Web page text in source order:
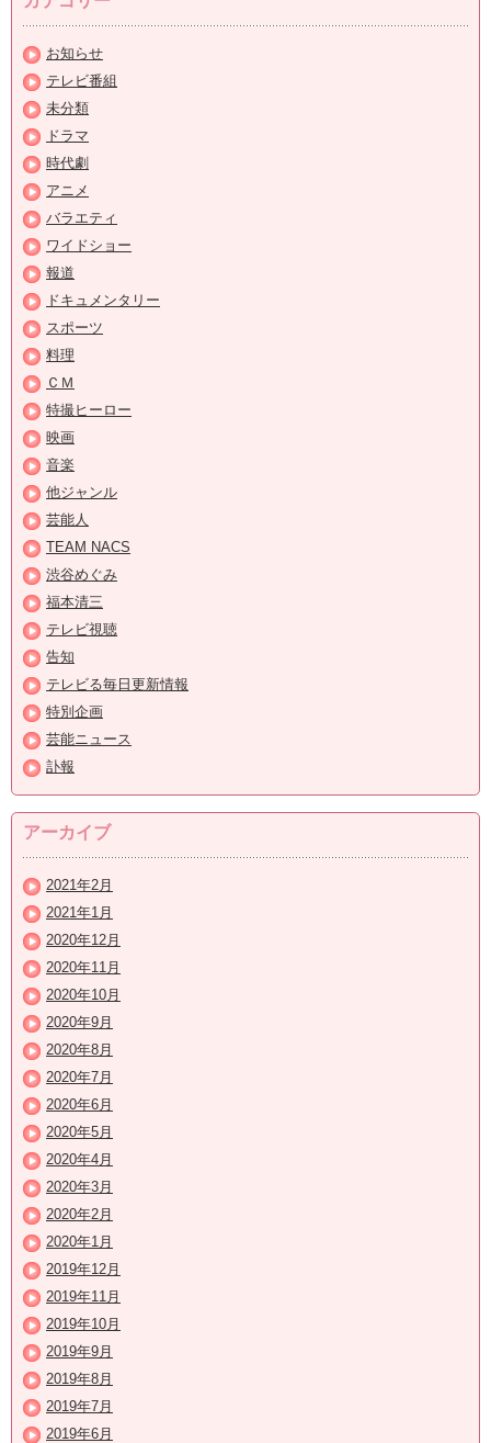
お知らせ
テレビ番組
未分類
ドラマ
時代劇
アニメ
バラエティ
ワイドショー
報道
ドキュメンタリー
スポーツ
料理
ＣＭ
特撮ヒーロー
映画
音楽
他ジャンル
芸能人
TEAM NACS
渋谷めぐみ
福本清三
テレビ視聴
告知
テレビる毎日更新情報
特別企画
芸能ニュース
訃報
アーカイブ
2021年2月
2021年1月
2020年12月
2020年11月
2020年10月
2020年9月
2020年8月
2020年7月
2020年6月
2020年5月
2020年4月
2020年3月
2020年2月
2020年1月
2019年12月
2019年11月
2019年10月
2019年9月
2019年8月
2019年7月
2019年6月